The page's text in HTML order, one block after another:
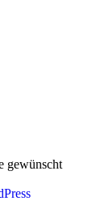
gewünscht